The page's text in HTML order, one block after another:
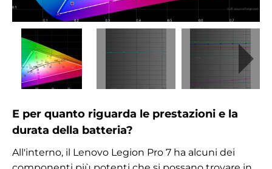
E per quanto riguarda le prestazioni e la
durata della batteria?
All'interno, il Lenovo Legion Pro 7 ha alcuni dei